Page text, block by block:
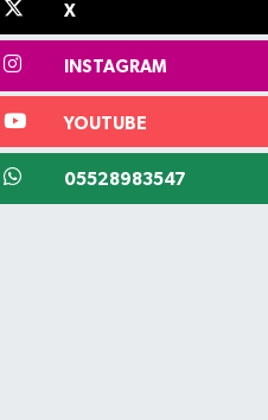
X
INSTAGRAM
YOUTUBE
05528983547